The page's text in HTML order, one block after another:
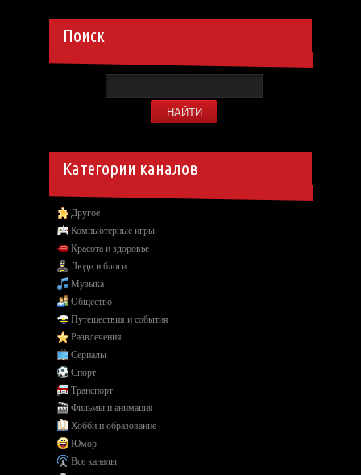
Поиск
Категории каналов
Другое
Компьютерные игры
Красота и здоровье
Люди и блоги
Музыка
Общество
Путешествия и события
Развлечения
Сериалы
Спорт
Транспорт
Фильмы и анимация
Хобби и образование
Юмор
Все каналы